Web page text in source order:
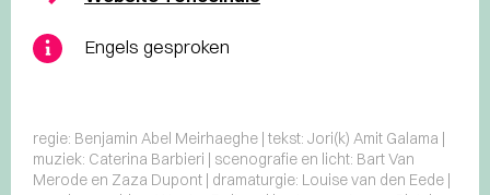
Engels gesproken
regie: Benjamin Abel Meirhaeghe | tekst: Jori(k) Amit Galama |
muziek: Caterina Barbieri | scenografie en licht: Bart Van
Merode en Zaza Dupont | dramaturgie: Louise van den Eede |